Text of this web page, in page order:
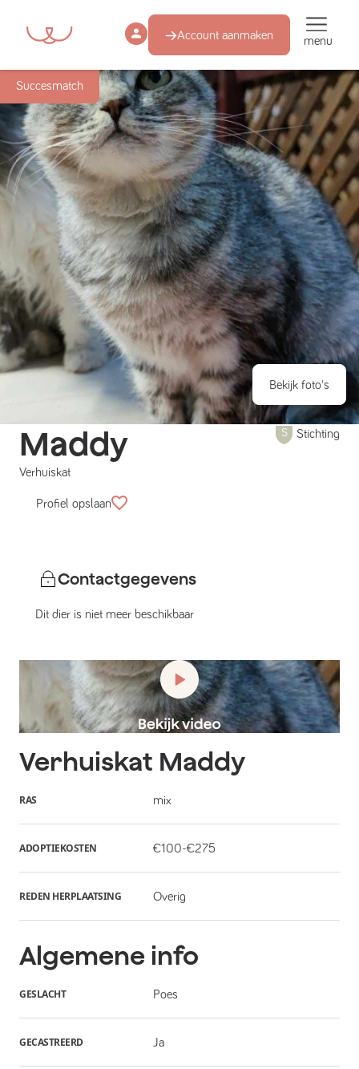
Account aanmaken menu
Succesmatch
Bekijk foto's
Maddy
Verhuiskat
Stichting
Profiel opslaan
Contactgegevens
Dit dier is niet meer beschikbaar
Verhuiskat Maddy
RAS mix
ADOPTIEKOSTEN €100-€275
REDEN HERPLAATSING Overig
Algemene info
GESLACHT Poes
GECASTREERD Ja